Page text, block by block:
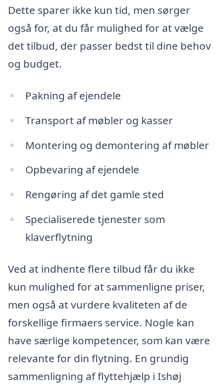
Dette sparer ikke kun tid, men sørger
også for, at du får mulighed for at vælge
det tilbud, der passer bedst til dine behov
og budget.
Pakning af ejendele
Transport af møbler og kasser
Montering og demontering af møbler
Opbevaring af ejendele
Rengøring af det gamle sted
Specialiserede tjenester som
klaverflytning
Ved at indhente flere tilbud får du ikke
kun mulighed for at sammenligne priser,
men også at vurdere kvaliteten af de
forskellige firmaers service. Nogle kan
have særlige kompetencer, som kan være
relevante for din flytning. En grundig
sammenligning af flyttehjælp i Ishøj